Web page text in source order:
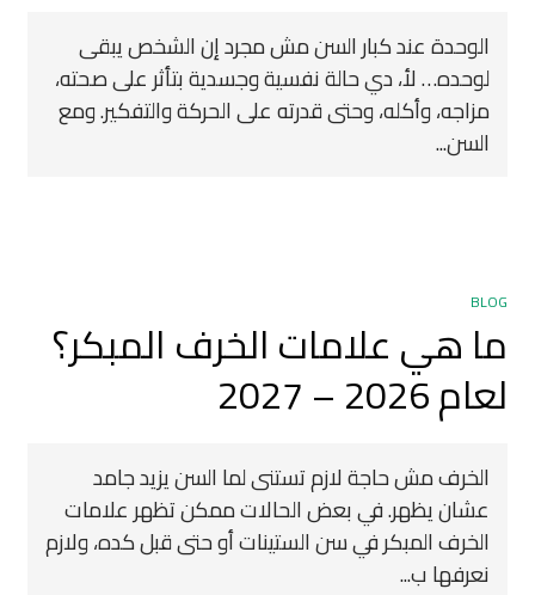
الوحدة عند كبار السن مش مجرد إن الشخص يبقى
لوحده… لأ، دي حالة نفسية وجسدية بتأثر على صحته،
مزاجه، وأكله، وحتى قدرته على الحركة والتفكير. ومع
السن...
BLOG
ما هي علامات الخرف المبكر؟
لعام 2026 – 2027
الخرف مش حاجة لازم تستنى لما السن يزيد جامد
عشان يظهر. في بعض الحالات ممكن تظهر علامات
الخرف المبكر في سن الستينات أو حتى قبل كده، ولازم
نعرفها ب...